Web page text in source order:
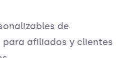
de
para afiliados y clientes